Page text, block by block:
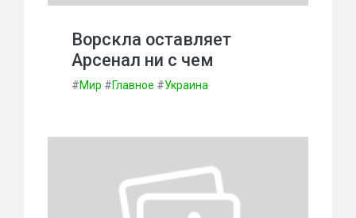
Ворскла оставляет
Арсенал ни с чем
#Мир #Главное #Украина